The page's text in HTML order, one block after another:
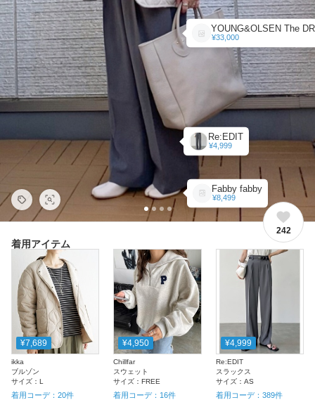
Re:EDIT
¥4,999
¥33,000
Fabby fabby
¥8,499
242
着用アイテム
¥7,689
ikka
ブルゾン
サイズ： L
着用コーデ： 20件
¥4,950
Chillfar
スウェット
サイズ：FREE
着用コーデ： 16件
¥4,999
Re:EDIT
スラックス
サイズ： AS
着用コーデ： 389件